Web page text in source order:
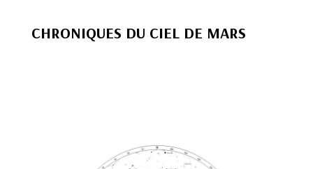
CHRONIQUES DU CIEL DE MARS